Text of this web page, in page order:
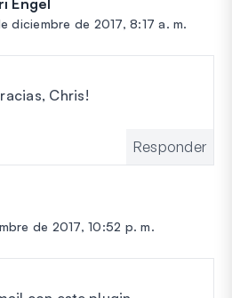
diciembre de 2017, 8:17 a. m.
Chris!
Responder
de 2017, 10:52 p. m.